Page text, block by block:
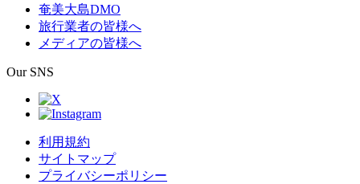
奄美大島DMO
旅行業者の皆様へ
メディアの皆様へ
Our SNS
利用規約
サイトマップ
プライバシーポリシー